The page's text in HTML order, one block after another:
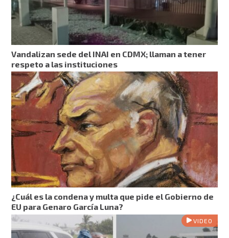
Vandalizan sede del INAI en CDMX; llaman a tener
respeto a las instituciones
¿Cuál es la condena y multa que pide el Gobierno de
EU para Genaro García Luna?
VIDEO